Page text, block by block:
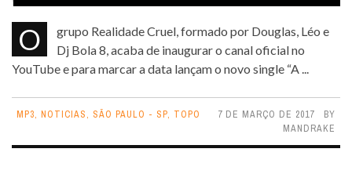
O grupo Realidade Cruel, formado por Douglas, Léo e
Dj Bola 8, acaba de inaugurar o canal oficial no
YouTube e para marcar a data lançam o novo single “A ...
MP3, NOTICIAS, SÃO PAULO - SP, TOPO 7 DE MARÇO DE 2017
BY
MANDRAKE